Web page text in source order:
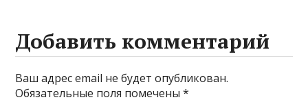
Добавить комментарий
Ваш адрес email не будет опубликован.
Обязательные поля помечены*